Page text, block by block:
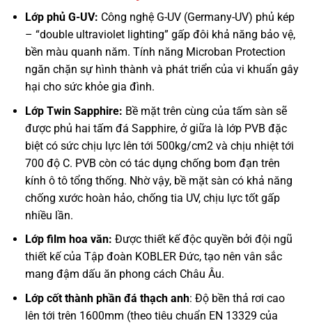
Lớp phủ G-UV: Công nghệ G-UV (Germany-UV) phủ kép
– “double ultraviolet lighting” gấp đôi khả năng bảo vệ,
bền màu quanh năm. Tính năng Microban Protection
ngăn chặn sự hình thành và phát triển của vi khuẩn gây
hại cho sức khỏe gia đình.
Lớp Twin Sapphire: Bề mặt trên cùng của tấm sàn sẽ
được phủ hai tấm đá Sapphire, ở giữa là lớp PVB đặc
biệt có sức chịu lực lên tới 500kg/cm2 và chịu nhiệt tới
700 độ C. PVB còn có tác dụng chống bom đạn trên
kính ô tô tổng thống. Nhờ vậy, bề mặt sàn có khả năng
chống xước hoàn hảo, chống tia UV, chịu lực tốt gấp
nhiều lần.
Lớp film hoa văn: Được thiết kế độc quyền bởi đội ngũ
thiết kế của Tập đoàn KOBLER Đức, tạo nên vân sắc
mang đậm dấu ăn phong cách Châu Âu.
Lớp cốt thành phần đá thạch anh: Độ bền thả rơi cao
lên tới trên 1600mm (theo tiêu chuẩn EN 13329 của